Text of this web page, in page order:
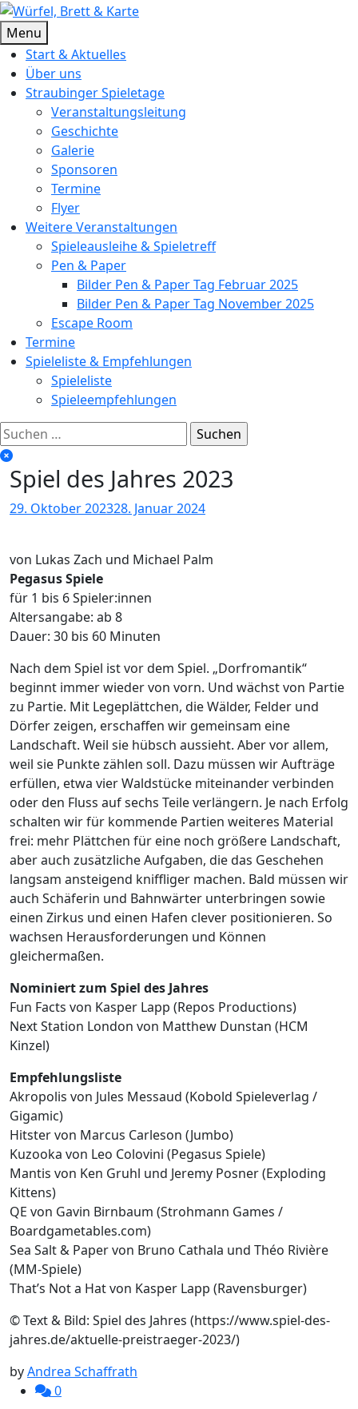
Skip
to
content
Würfel, Brett & Karte
Brettspielverein & Veranstalter Straubinger Spieletage
Menu
Start & Aktuelles
Über uns
Straubinger Spieletage
Veranstaltungsleitung
Geschichte
Galerie
Sponsoren
Termine
Flyer
Weitere Veranstaltungen
Spieleausleihe & Spieletreff
Pen & Paper
Bilder Pen & Paper Tag Februar 2025
Bilder Pen & Paper Tag November 2025
Escape Room
Termine
Spieleliste & Empfehlungen
Spieleliste
Spieleempfehlungen
Suchen
nach:
Spiel des Jahres 2023
29. Oktober 202328. Januar 2024
von Lukas Zach und Michael Palm
Pegasus Spiele
für 1 bis 6 Spieler:innen
Altersangabe: ab 8
Dauer: 30 bis 60 Minuten
Nach dem Spiel ist vor dem Spiel. „Dorfromantik“
beginnt immer wieder von vorn. Und wächst von Partie
zu Partie. Mit Legeplättchen, die Wälder, Felder und
Dörfer zeigen, erschaffen wir gemeinsam eine
Landschaft. Weil sie hübsch aussieht. Aber vor allem,
weil sie Punkte zählen soll. Dazu müssen wir Aufträge
erfüllen, etwa vier Waldstücke miteinander verbinden
oder den Fluss auf sechs Teile verlängern. Je nach Erfolg
schalten wir für kommende Partien weiteres Material
frei: mehr Plättchen für eine noch größere Landschaft,
aber auch zusätzliche Aufgaben, die das Geschehen
langsam ansteigend kniffliger machen. Bald müssen wir
auch Schäferin und Bahnwärter unterbringen sowie
einen Zirkus und einen Hafen clever positionieren. So
wachsen Herausforderungen und Können
gleichermaßen.
Nominiert zum Spiel des Jahres
Fun Facts von Kasper Lapp (Repos Productions)
Next Station London von Matthew Dunstan (HCM
Kinzel)
Empfehlungsliste
Akropolis von Jules Messaud (Kobold Spieleverlag /
Gigamic)
Hitster von Marcus Carleson (Jumbo)
Kuzooka von Leo Colovini (Pegasus Spiele)
Mantis von Ken Gruhl und Jeremy Posner (Exploding
Kittens)
QE von Gavin Birnbaum (Strohmann Games /
Boardgametables.com)
Sea Salt & Paper von Bruno Cathala und Théo Rivière
(MM-Spiele)
That’s Not a Hat von Kasper Lapp (Ravensburger)
© Text & Bild: Spiel des Jahres (https://www.spiel-des-
jahres.de/aktuelle-preistraeger-2023/)
byAndrea Schaffrath
0